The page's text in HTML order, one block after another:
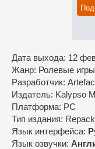
Дата выхода: 12
Жанр: Ролевые
Разработчик:
Издатель: Kalypso
Платформа: РС
Тип издания: Repack
Язык интерфейса:
Язык озвучки: